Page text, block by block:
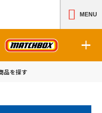
MENU
品を探す